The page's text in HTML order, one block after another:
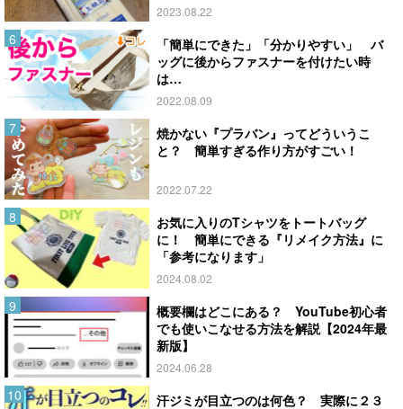
2023.08.22
「簡単にできた」「分かりやすい」 バ
ッグに後からファスナーを付けたい時
は…
2022.08.09
焼かない『プラバン』ってどういうこ
と？ 簡単すぎる作り方がすごい！
2022.07.22
お気に入りのTシャツをトートバッグ
に！ 簡単にできる『リメイク方法』に
「参考になります」
2024.08.02
概要欄はどこにある？ YouTube初心者
でも使いこなせる方法を解説【2024年最
新版】
2024.06.28
汗ジミが目立つのは何色？ 実際に２３